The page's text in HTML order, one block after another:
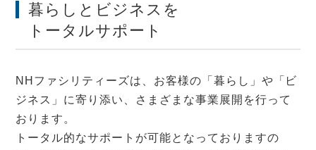
暮らしとビジネスを
トータルサポート
NHファシリティーズは、お客様の「暮らし」や「ビ
ジネス」に寄り添い、さまざまな事業展開を行って
おります。
トータル的なサポートが可能となっておりますの